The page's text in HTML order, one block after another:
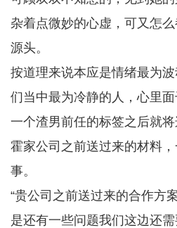
杂着点微妙的心虚，可又怎
源头。
按道理来说本应是情绪最为
们当中最为冷静的人，心里
一个渣男前任的标签之后就
霍家公司之前送过来的材料
事。
“贵公司之前送过来的合作方
是还有一些问题我们这边还